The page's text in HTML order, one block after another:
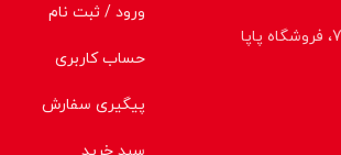
ورود / ثبت نام
حساب کاربری
پیگیری سفارش
سبد خرید